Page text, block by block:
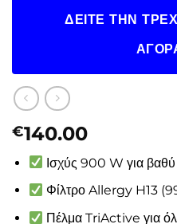
ΔΕΊΤΕ ΤΗΝ
€140.00
Ισχύς 900 W για
Φίλτρο Allergy H13
Πέλμα TriActive για